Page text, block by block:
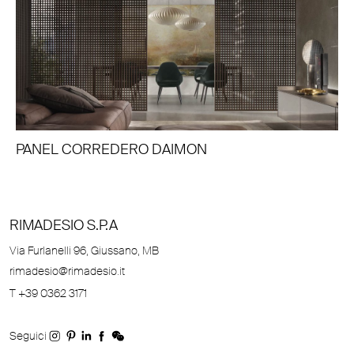
PANEL CORREDERO DAIMON
RIMADESIO S.P.A
Via Furlanelli 96, Giussano, MB
rimadesio@rimadesio.it
T +39 0362 3171
Seguici